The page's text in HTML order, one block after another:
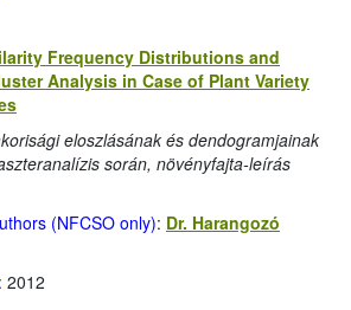
Frequency Distributions and
Analysis in Case of Plant Variety
eloszlásának és dendogramjainak
során, növényfajta-leírás
(NFCSO only): Dr. Harangozó
: 2012